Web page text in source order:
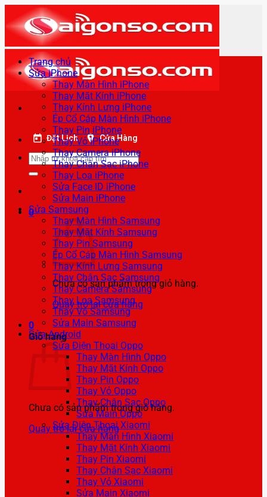
qua
nội
dung
Đặt Lịch Cửa Hàng
Tìm
kiếm:
0
Chưa có sản phẩm trong giỏ hàng.
Quay trở lại cửa hàng
0
Giỏ hàng
Chưa có sản phẩm trong giỏ hàng.
Quay trở lại cửa hàng
Trang chủ
Sửa iPhone
Thay Màn Hình iPhone
Thay Mặt Kính iPhone
Thay Kính Lưng iPhone
Ép Cổ Cáp Màn Hình iPhone
Thay Pin iPhone
Thay Vỏ iPhone
Thay Camera iPhone
Thay Chân Sạc iPhone
Thay Loa iPhone
Sửa Face ID iPhone
Sửa Main iPhone
Sửa Samsung
Thay Màn Hình Samsung
Thay Mặt Kính Samsung
Thay Pin Samsung
Ép Cổ Cáp Màn Hình Samsung
Thay Kính Lưng Samsung
Thay Chân Sạc Samsung
Thay Camera Samsung
Thay Loa Samsung
Thay Vỏ Samsung
Sửa Main Samsung
Sửa Android
Sửa Điện Thoại Oppo
Thay Màn Hình Oppo
Thay Mặt Kính Oppo
Thay Pin Oppo
Thay Vỏ Oppo
Thay Chân Sạc Oppo
Sửa Main Oppo
Sửa Điện Thoại Xiaomi
Thay Màn Hình Xiaomi
Thay Mặt Kính Xiaomi
Thay Pin Xiaomi
Thay Chân Sạc Xiaomi
Thay Vỏ Xiaomi
Sửa Main Xiaomi